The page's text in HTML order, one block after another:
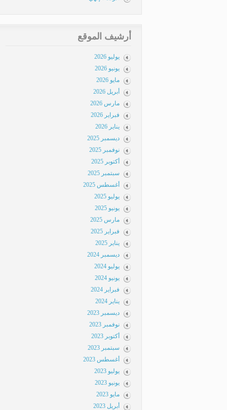
أرشيف الموقع
يوليو 2026
يونيو 2026
مايو 2026
أبريل 2026
مارس 2026
فبراير 2026
يناير 2026
ديسمبر 2025
نوفمبر 2025
أكتوبر 2025
سبتمبر 2025
أغسطس 2025
يوليو 2025
يونيو 2025
مارس 2025
فبراير 2025
يناير 2025
ديسمبر 2024
يوليو 2024
يونيو 2024
فبراير 2024
يناير 2024
ديسمبر 2023
نوفمبر 2023
أكتوبر 2023
سبتمبر 2023
أغسطس 2023
يوليو 2023
يونيو 2023
مايو 2023
أبريل 2023